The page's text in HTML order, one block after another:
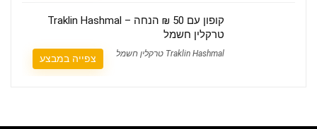
קופון עם 50 ₪ הנחה – Traklin Hashmal
טרקלין חשמל
Traklin Hashmal טרקלין חשמל צפייה במבצע